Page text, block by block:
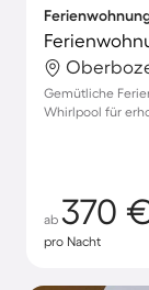
Gemütliche
Whirlpool für
ab 370
pro Nacht